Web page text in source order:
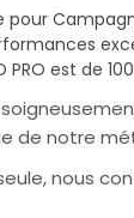
PRO est de
de notre
nous